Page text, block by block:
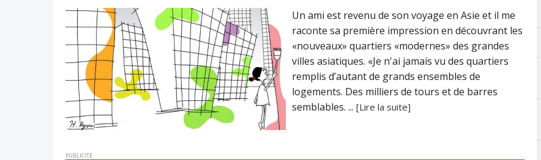
Un ami est revenu de son voyage en Asie et il me
raconte sa première impression en découvrant les
«nouveaux» quartiers «modernes» des grandes
villes asiatiques. «Je n'ai jamais vu des quartiers
remplis d’autant de grands ensembles de
logements. Des milliers de tours et de barres
semblables. ... [Lire la suite]
PUBLICITE